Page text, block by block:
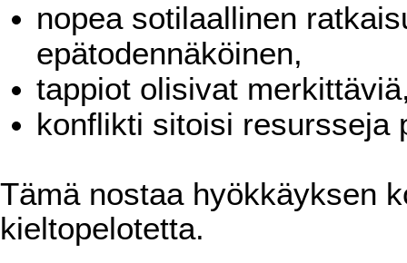
nopea sotilaallinen
epätodennäköinen,
tappiot olisivat
konflikti sitoisi resursseja
Tämä nostaa hyökkäyksen
kieltopelotetta.